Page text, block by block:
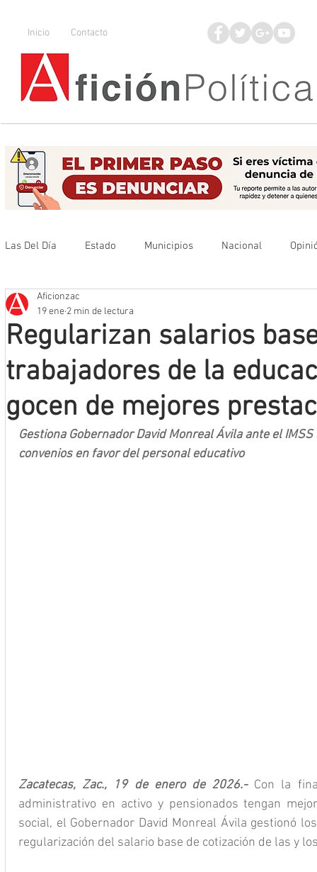
Inicio Contacto
Las Del Día Estado Municipios Nacional
Que no se olvide
Mineros LNBP
Regularizan salarios
trabajadores de la
gocen de mejores
Aficionzac
19 ene 2 min de lectura
Gestiona Gobernador David Monreal Ávila ante el
convenios en favor del personal educativo
Zacatecas, Zac., 19 de enero de 2026.- Con la
administrativo en activo y pensionados tengan
social, el Gobernador David Monreal Ávila gestionó
regularización del salario base de cotización de las y